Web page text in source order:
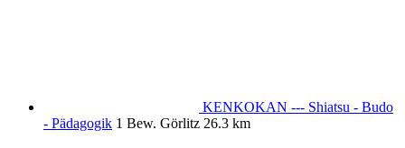
KENKOKAN --- Shiatsu - Budo
- Pädagogik 1 Bew. Görlitz 26.3 km